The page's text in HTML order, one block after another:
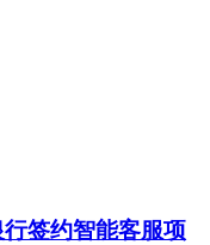
签约智能客服项